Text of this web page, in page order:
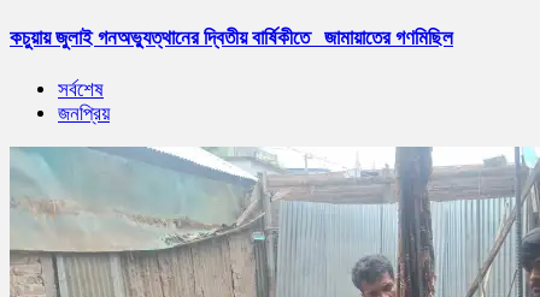
কচুয়ায় জুলাই গনঅভ্যুত্থানের দ্বিতীয় বার্ষিকীতে জামায়াতের গণমিছিল
সর্বশেষ
জনপ্রিয়